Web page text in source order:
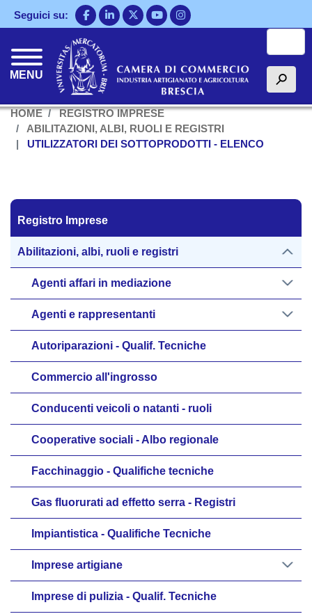
Salta
al
Seguici su:
MENU h
HOME
REGISTRO IMPRESE
ABILITAZIONI, ALBI, RUOLI E REGISTRI
UTILIZZATORI DEI SOTTOPRODOTTI - ELENCO
Registro Imprese
Registro Imprese
Abilitazioni, albi, ruoli e registri
Agenti affari in mediazione
Agenti e rappresentanti
Autoriparazioni - Qualif. Tecniche
Commercio all'ingrosso
Conducenti veicoli o natanti - ruoli
Cooperative sociali - Albo regionale
Facchinaggio - Qualifiche tecniche
Gas fluorurati ad effetto serra - Registri
Impiantistica - Qualifiche Tecniche
Imprese artigiane
Imprese di pulizia - Qualif. Tecniche